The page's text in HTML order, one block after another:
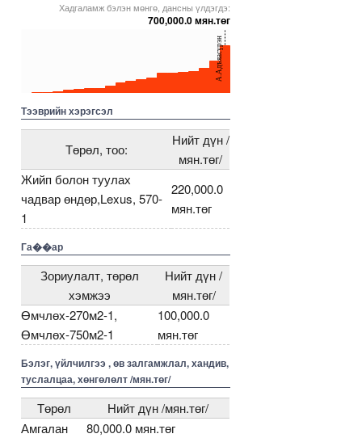
5000000000000005271688
5000000000000005272030
5000000000000005271689
Хадгаламж бэлэн мөнгө, дансны үлдэгдэ:
700,000.0 мян.төг
50000000000000052720005000000000000005228405
А.Адъяасүрэн
Тээврийн хэрэгсэл
Төрөл, тоо:
Нийт дүн /
мян.төг/
Жийп болон туулах
чадвар өндөр,Lexus, 570-
1
220,000.0
мян.төг
Га��ар
Зориулалт, төрөл
хэмжээ
Нийт дүн /
мян.төг/
Өмчлөх-270м2-1,
Өмчлөх-750м2-1
100,000.0
мян.төг
Бэлэг, үйлчилгээ , өв залгамжлал, хандив,
туслалцаа, хөнгөлөлт /мян.төг/
Төрөл
Нийт дүн /мян.төг/
Амгалан
80,000.0 мян.төг